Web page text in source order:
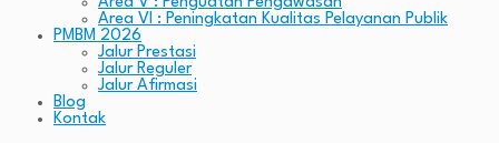
Area VI : Peningkatan Kualitas Pelayanan Publik
PMBM 2026
Jalur Prestasi
Jalur Reguler
Jalur Afirmasi
Blog
Kontak